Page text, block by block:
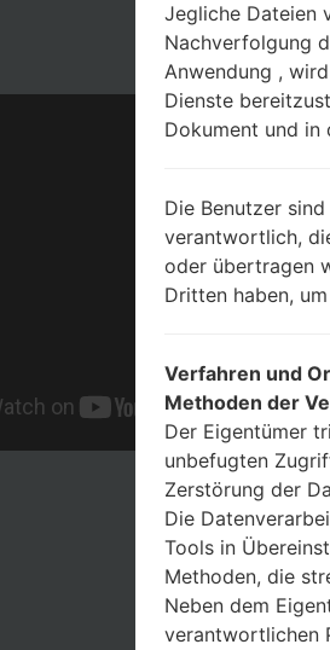
Jegliche Dateien
Nachverfolgung
Anwendung ,
Dienste
Dokument und in
Die Benutzer
verantwortlich,
oder übertragen
Dritten haben,
Verfahren und
Methoden der
Der Eigentümer
unbefugten
Zerstörung der
Die
Tools in
Methoden, die
Neben dem
verantwortlichen